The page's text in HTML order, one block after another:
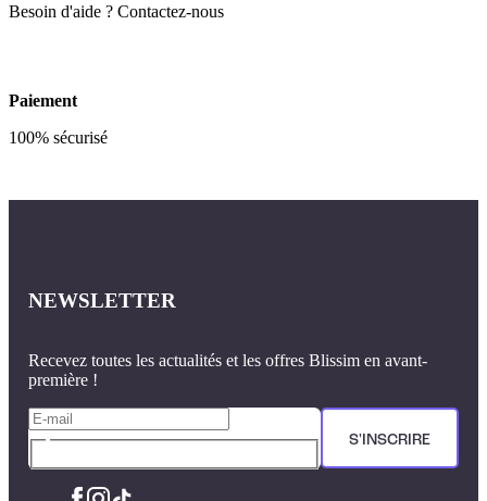
Besoin d'aide ? Contactez-nous
Paiement
100% sécurisé
NEWSLETTER
Recevez toutes les actualités et les offres Blissim en avant-
première !
S'INSCRIRE